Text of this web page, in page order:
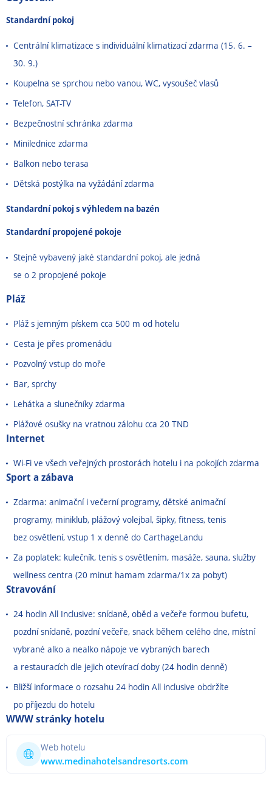
Standardní pokoj
Centrální klimatizace s individuální klimatizací zdarma (15. 6. –
30. 9.)
Koupelna se sprchou nebo vanou, WC, vysoušeč vlasů
Telefon, SAT-TV
Bezpečnostní schránka zdarma
Minilednice zdarma
Balkon nebo terasa
Dětská postýlka na vyžádání zdarma
Standardní pokoj s výhledem na bazén
Standardní propojené pokoje
Stejně vybavený jaké standardní pokoj, ale jedná
se o 2 propojené pokoje
Pláž
Pláž s jemným pískem cca 500 m od hotelu
Cesta je přes promenádu
Pozvolný vstup do moře
Bar, sprchy
Lehátka a slunečníky zdarma
Plážové osušky na vratnou zálohu cca 20 TND
Internet
Wi-Fi ve všech veřejných prostorách hotelu i na pokojích zdarma
Sport a zábava
Zdarma: animační i večerní programy, dětské animační
programy, miniklub, plážový volejbal, šipky, fitness, tenis
bez osvětlení, vstup 1 x denně do CarthageLandu
Za poplatek: kulečník, tenis s osvětlením, masáže, sauna, služby
wellness centra (20 minut hamam zdarma/1x za pobyt)
Stravování
24 hodin All Inclusive: snídaně, oběd a večeře formou bufetu,
pozdní snídaně, pozdní večeře, snack během celého dne, místní
vybrané alko a nealko nápoje ve vybraných barech
a restauracích dle jejich otevírací doby (24 hodin denně)
Bližší informace o rozsahu 24 hodin All inclusive obdržíte
po příjezdu do hotelu
WWW stránky hotelu
Web hotelu
www.medinahotelsandresorts.com